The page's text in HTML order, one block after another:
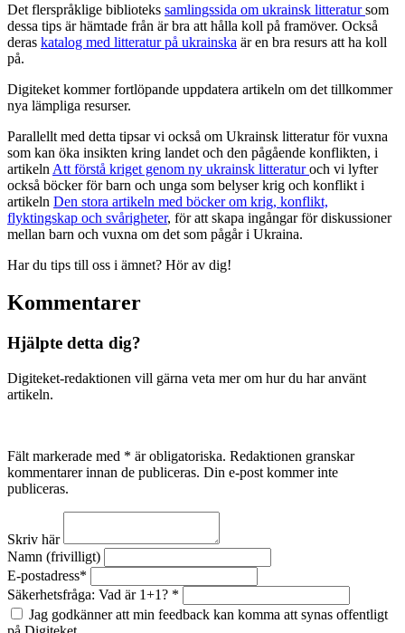
Det flerspråklige biblioteks samlingssida om ukrainsk litteratursom
dessa tips är hämtade från är bra att hålla koll på framöver. Också
deras katalog med litteratur på ukrainska är en bra resurs att ha koll
på.
Digiteket kommer fortlöpande uppdatera artikeln om det tillkommer
nya lämpliga resurser.
Parallellt med detta tipsar vi också om Ukrainsk litteratur för vuxna
som kan öka insikten kring landet och den pågående konflikten, i
artikeln Att förstå kriget genom ny ukrainsk litteraturoch vi lyfter
också böcker för barn och unga som belyser krig och konflikt i
artikeln Den stora artikeln med böcker om krig, konflikt,
flyktingskap och svårigheter, för att skapa ingångar för diskussioner
mellan barn och vuxna om det som pågår i Ukraina.
Har du tips till oss i ämnet? Hör av dig!
Kommentarer
Hjälpte detta dig?
Digiteket-redaktionen vill gärna veta mer om hur du har använt
artikeln.
Fält markerade med * är obligatoriska. Redaktionen granskar
kommentarer innan de publiceras. Din e-post kommer inte
publiceras.
Skriv här
Namn (frivilligt)
E-postadress*
Säkerhetsfråga: Vad är 1+1? *
Jag godkänner att min feedback kan komma att synas offentligt